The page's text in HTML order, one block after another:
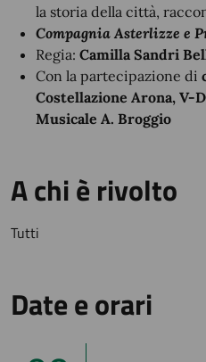
la storia della città,
Compagnia Asterlizze e
Regia: Camilla Sandri
Con la partecipazione di
Costellazione Arona, V-
Musicale A. Broggio
A chi è rivolto
Tutti
Date e orari